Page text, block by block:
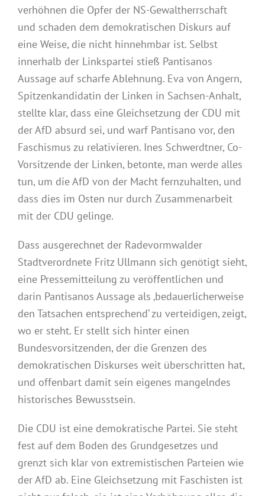
verhöhnen die Opfer der NS-Gewaltherrschaft
und schaden dem demokratischen Diskurs auf
eine Weise, die nicht hinnehmbar ist. Selbst
innerhalb der Linkspartei stieß Pantisanos
Aussage auf scharfe Ablehnung. Eva von Angern,
Spitzenkandidatin der Linken in Sachsen-Anhalt,
stellte klar, dass eine Gleichsetzung der CDU mit
der AfD absurd sei, und warf Pantisano vor, den
Faschismus zu relativieren. Ines Schwerdtner, Co-
Vorsitzende der Linken, betonte, man werde alles
tun, um die AfD von der Macht fernzuhalten, und
dass dies im Osten nur durch Zusammenarbeit
mit der CDU gelinge.
Dass ausgerechnet der Radevormwalder
Stadtverordnete Fritz Ullmann sich genötigt sieht,
eine Pressemitteilung zu veröffentlichen und
darin Pantisanos Aussage als ‚bedauerlicherweise
den Tatsachen entsprechend‘ zu verteidigen, zeigt,
wo er steht. Er stellt sich hinter einen
Bundesvorsitzenden, der die Grenzen des
demokratischen Diskurses weit überschritten hat,
und offenbart damit sein eigenes mangelndes
historisches Bewusstsein.
Die CDU ist eine demokratische Partei. Sie steht
fest auf dem Boden des Grundgesetzes und
grenzt sich klar von extremistischen Parteien wie
der AfD ab. Eine Gleichsetzung mit Faschisten ist